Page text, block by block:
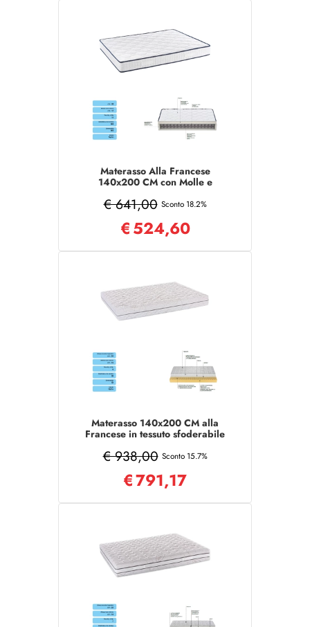
Materasso Alla Francese
140x200 CM con Molle e
€ 641,00 Sconto 18.2%
€524,60
Materasso 140x200 CM alla
Francese in tessuto sfoderabile
€ 938,00 Sconto 15.7%
€791,17